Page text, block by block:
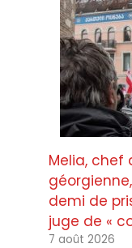
Melia, chef
demi de
juge de «
7 août 2026